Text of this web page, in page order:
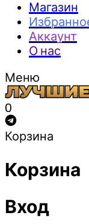
Магазин
Аккаунт
О нас
Меню
0
Корзина
Корзина
Вход